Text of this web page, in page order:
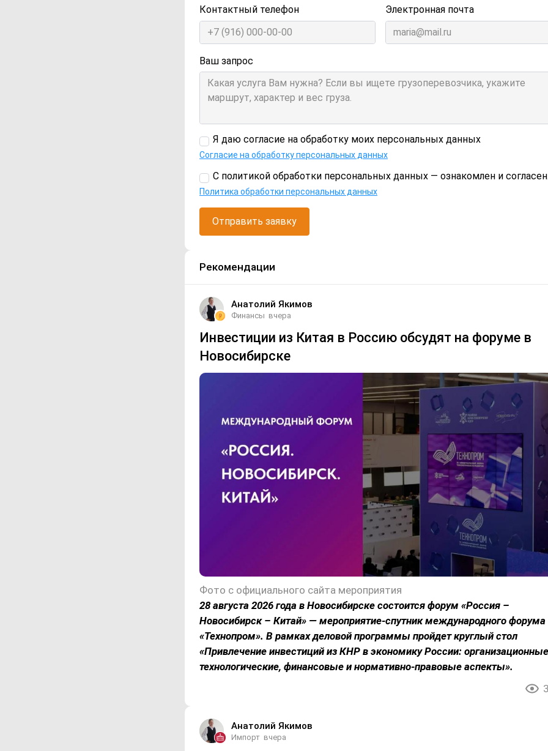
Контактный телефон Электронная почта
Ваш запрос
Я даю согласие на обработку моих персональных данных
Согласие на обработку персональных данных
С политикой обработки персональных данных — ознакомлен и
Политика обработки персональных данных
Отправить заявку
Рекомендации
Анатолий Якимов
Финансы вчера
Инвестиции из Китая в Россию обсудят на форуме в
Новосибирске
Фото с официального сайта мероприятия
28 августа 2026 года в Новосибирске состоится форум «Россия –
Новосибирск – Китай» — мероприятие-спутник международного форума
«Технопром». В рамках деловой программы пройдет круглый стол
«Привлечение инвестиций из КНР в экономику России:
технологические, финансовые и нормативно-правовые аспекты».
Анатолий Якимов
Импорт вчера